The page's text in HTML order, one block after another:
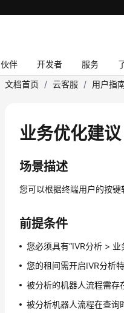
伙伴 开发者 服务
文档首页 / 云客服 / 用户指
业务优化建议
场景描述
您可以根据终端用户的按键
前提条件
您必须具有“IVR分析 > 业
您的租间需开启IVR分析
被分析的机器人流程需存
被分析机器人流程在查询